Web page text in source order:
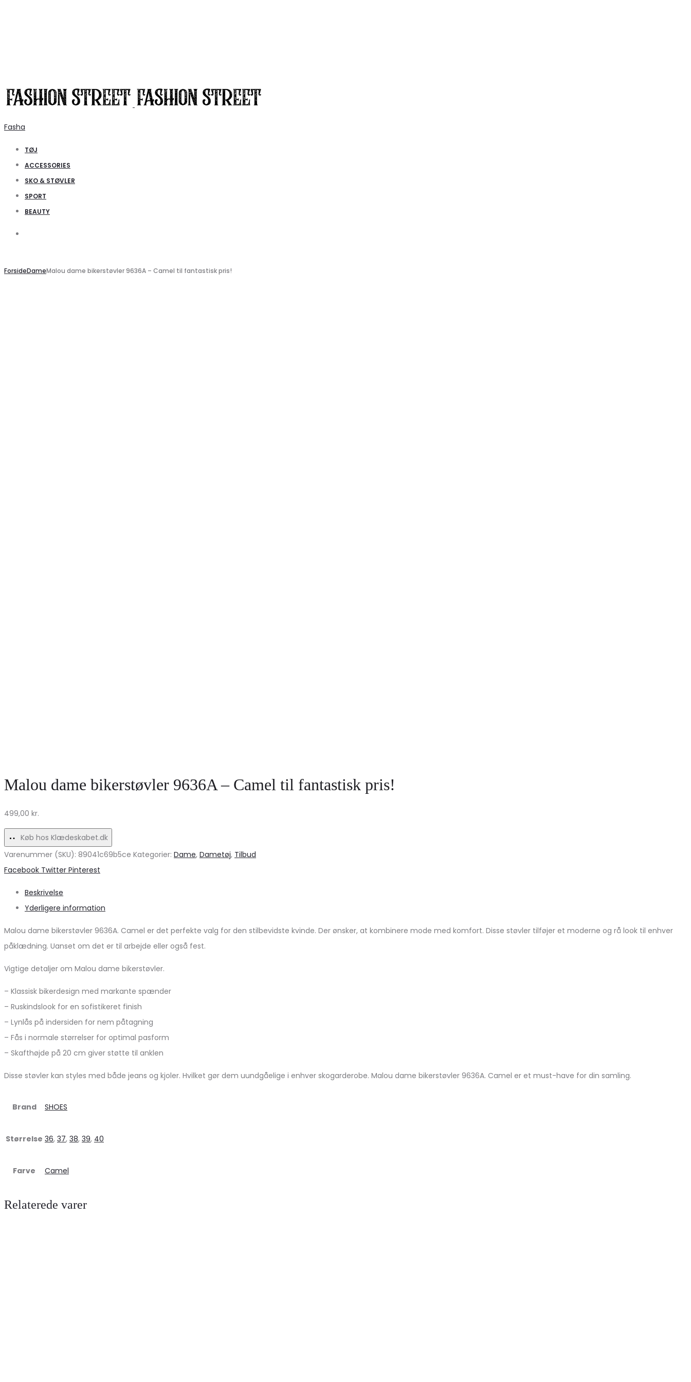
Fasha
TØJ
ACCESSORIES
SKO & STØVLER
SPORT
BEAUTY
ForsideDameMalou dame bikerstøvler 9636A – Camel til fantastisk pris!
Malou dame bikerstøvler 9636A – Camel til fantastisk pris!
499,00 kr.
Køb hos Klædeskabet.dk
Varenummer (SKU): 89041c69b5ce Kategorier: Dame, Dametøj, Tilbud
Share
Facebook Twitter Pinterest
Beskrivelse
Yderligere information
Malou dame bikerstøvler 9636A. Camel er det perfekte valg for den stilbevidste kvinde. Der ønsker, at kombinere mode med komfort. Disse støvler tilføjer et moderne og rå look til enhver
påklædning. Uanset om det er til arbejde eller også fest.
Vigtige detaljer om Malou dame bikerstøvler.
– Klassisk bikerdesign med markante spænder
– Ruskindslook for en sofistikeret finish
– Lynlås på indersiden for nem påtagning
– Fås i normale størrelser for optimal pasform
– Skafthøjde på 20 cm giver støtte til anklen
Disse støvler kan styles med både jeans og kjoler. Hvilket gør dem uundgåelige i enhver skogarderobe. Malou dame bikerstøvler 9636A. Camel er et must-have for din samling.
Brand SHOES
Størrelse 36, 37, 38, 39, 40
Farve Camel
Relaterede varer